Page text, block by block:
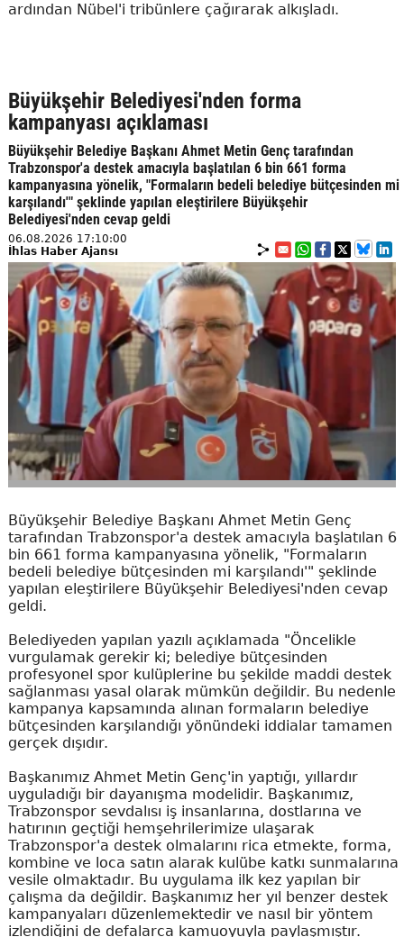
ardından Nübel'i tribünlere çağırarak alkışladı.
Büyükşehir Belediyesi'nden forma
kampanyası açıklaması
Büyükşehir Belediye Başkanı Ahmet Metin Genç tarafından
Trabzonspor'a destek amacıyla başlatılan 6 bin 661 forma
kampanyasına yönelik, "Formaların bedeli belediye bütçesinden mi
karşılandı'" şeklinde yapılan eleştirilere Büyükşehir
Belediyesi'nden cevap geldi
06.08.2026 17:10:00
İhlas Haber Ajansı
Büyükşehir Belediye Başkanı Ahmet Metin Genç
tarafından Trabzonspor'a destek amacıyla başlatılan 6
bin 661 forma kampanyasına yönelik, "Formaların
bedeli belediye bütçesinden mi karşılandı'" şeklinde
yapılan eleştirilere Büyükşehir Belediyesi'nden cevap
geldi.
Belediyeden yapılan yazılı açıklamada "Öncelikle
vurgulamak gerekir ki; belediye bütçesinden
profesyonel spor kulüplerine bu şekilde maddi destek
sağlanması yasal olarak mümkün değildir. Bu nedenle
kampanya kapsamında alınan formaların belediye
bütçesinden karşılandığı yönündeki iddialar tamamen
gerçek dışıdır.
Başkanımız Ahmet Metin Genç'in yaptığı, yıllardır
uyguladığı bir dayanışma modelidir. Başkanımız,
Trabzonspor sevdalısı iş insanlarına, dostlarına ve
hatırının geçtiği hemşehrilerimize ulaşarak
Trabzonspor'a destek olmalarını rica etmekte, forma,
kombine ve loca satın alarak kulübe katkı sunmalarına
vesile olmaktadır. Bu uygulama ilk kez yapılan bir
çalışma da değildir. Başkanımız her yıl benzer destek
kampanyaları düzenlemektedir ve nasıl bir yöntem
izlendiğini de defalarca kamuoyuyla paylaşmıştır.